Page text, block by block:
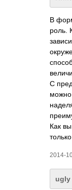
В
роль.
С
можно
Как
2014-
ugly